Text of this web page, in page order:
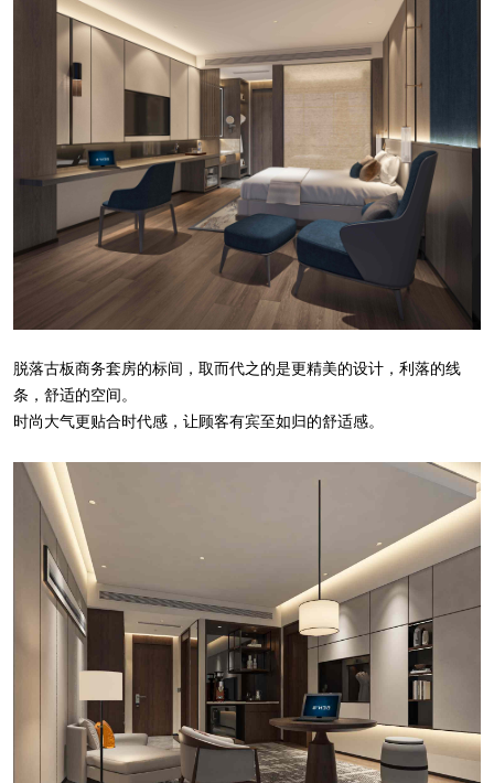
脱落古板商务套房的标间，取而代之的是更精美的设计，利落的线
条，舒适的空间。
时尚大气更贴合时代感，让顾客有宾至如归的舒适感。